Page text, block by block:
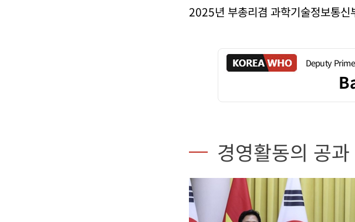
2025년 부총리겸 과학기술정보통신
Deputy
경영활동의 공과